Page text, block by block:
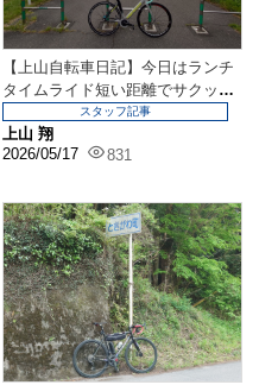
【上山自転車日記】今日はランチ
タイムライド短い距離でサクッと
トレーニング
上山 翔
2026/05/17
831
スタッフ記事